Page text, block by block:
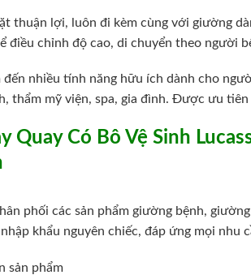
thuận lợi, luôn đi kèm cùng với giường
điều chỉnh độ cao, di chuyển theo người
nhiều tính năng hữu ích dành cho
thẩm mỹ viện, spa, gia đình. Được ưu
Quay Có Bô Vệ Sinh
phối các sản phẩm giường bệnh,
khẩu nguyên chiếc, đáp ứng mọi nhu
sản phẩm